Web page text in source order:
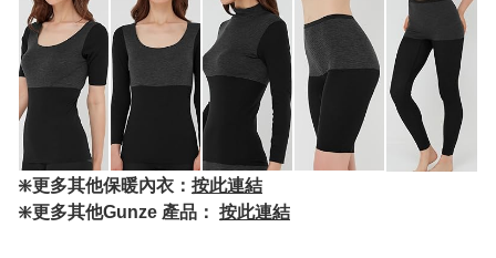
❇️更多其他保暖內衣： 按此連結
❇️更多其他Gunze 產品： 按此連結